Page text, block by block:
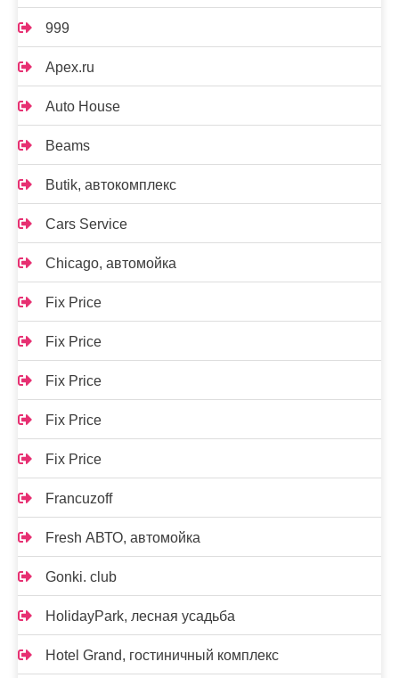
999
Apex.ru
Auto House
Beams
Butik, автокомплекс
Cars Service
Chicago, автомойка
Fix Price
Fix Price
Fix Price
Fix Price
Fix Price
Francuzoff
Fresh АВТО, автомойка
Gonki. club
HolidayPark, лесная усадьба
Hotel Grand, гостиничный комплекс